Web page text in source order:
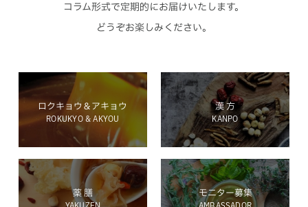
ホールディングス サイト
コラム形式で定期的にお届けいたします。
どうぞお楽しみください。
ロクキョウ＆アキョウ
ROKUKYO & AKYOU
漢 方
KANPO
薬 膳
YAKUZEN
モニター募集
AMBASSADOR